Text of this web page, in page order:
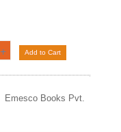
+ Add to Cart
Emesco Books Pvt.